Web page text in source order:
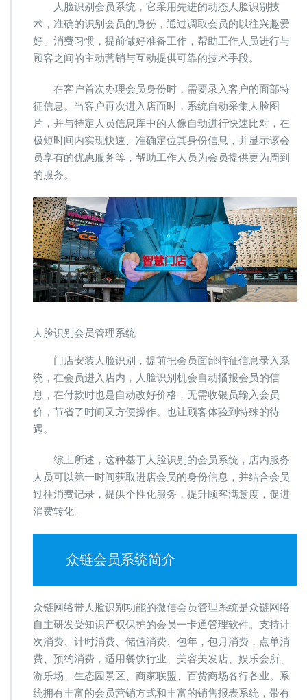
人脸识别会员系统，它采用先进的动态人脸识别技
术，准确的识别会员的身份，通过调取会员的以往兴趣爱
好、消费习惯，提前做好准备工作，帮助工作人员进行与
顾客之间的主动营销与互动提供可靠的技术手段。
在客户首次办理会员身份时，需要录入客户的面部特
征信息。当客户再次进入店面时，系统自动采集人脸图
片，并与特定人员信息库中的人像自动进行快速比对，在
极短时间内实现快速、准确定位其身份信息，并显示该会
员享有的优惠服务等，帮助工作人员为会员提供更为周到
的服务。
人脸识别会员管理系统
门店安装人脸识别，提前把会员面部特征信息录入系
统，在会员进入店内，人脸识别机会自动播报会员的信
息，在付款时也是自动改好价格，无需收银员输入会员
价，节省了时间又方便操作。也让顾客体验到特殊的待
遇。
综上所述，这种基于人脸识别的会员系统，店内服务
人员可以第一时间获取进店会员的身份信息，并结合会员
过往消费记录，提供个性化服务，提升顾客满意度，促进
消费转化。
众链会员系统简介
众链网络带人脸识别功能的微信会员管理系统是众链网络
自主研发受知识产权保护的会员一卡通管理软件。支持计
次消费、计时消费、储值消费、包年，包月消费，点单消
费、预约消费，适用餐饮行业、美容美发店、娱乐会所、
游乐场、生态园景区、商家联盟、百货商场各行各业。系
统拥有丰富的会员营销方式和丰富的销售报表系统，带有